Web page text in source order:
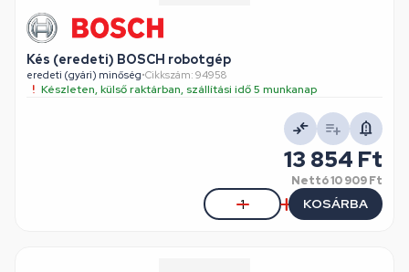
Kés (eredeti) BOSCH robotgép
eredeti (gyári) minőség•Cikkszám: 94958
Készleten, külső raktárban, szállítási idő 5 munkanap
13 854 Ft
Nettó10 909 Ft
KOSÁRBA